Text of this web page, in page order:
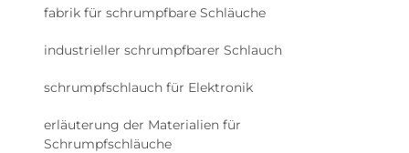
fabrik für schrumpfbare Schläuche
industrieller schrumpfbarer Schlauch
schrumpfschlauch für Elektronik
erläuterung der Materialien für
Schrumpfschläuche